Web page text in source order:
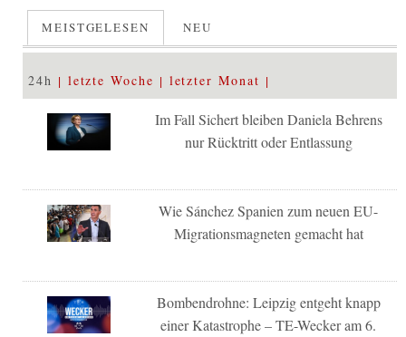
MEISTGELESEN NEU
24h letzte Woche letzter Monat
Im Fall Sichert bleiben Daniela Behrens
nur Rücktritt oder Entlassung
Wie Sánchez Spanien zum neuen EU-
Migrationsmagneten gemacht hat
Bombendrohne: Leipzig entgeht knapp
einer Katastrophe – TE-Wecker am 6.